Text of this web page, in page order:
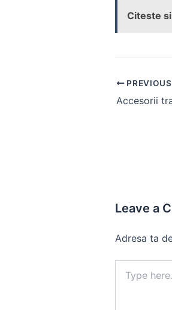
Citeste si
Post
navigation
PREVIOUS
Leave a
Adresa ta
here..